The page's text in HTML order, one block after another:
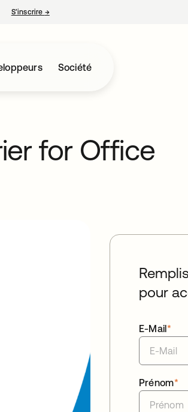
S’inscrire →s’ouvre dans un nouvel onglet
Société
for Office
pour
*
E-Mail
*
Prénom